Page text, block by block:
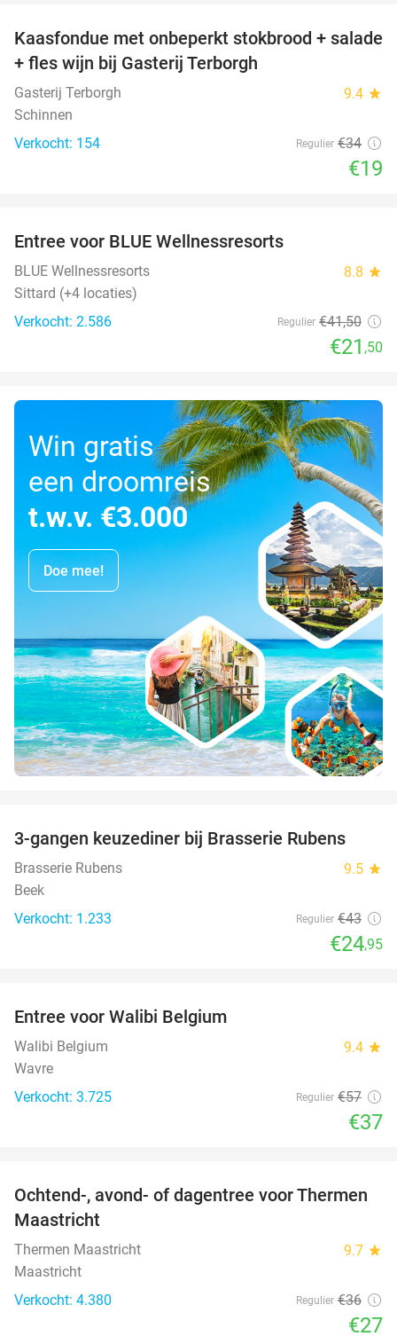
44%
Kaasfondue met onbeperkt stokbrood + salade
+ fles wijn bij Gasterij Terborgh
Gasterij Terborgh 9.4 star
Schinnen
Verkocht: 154
Regulier €34
€19
Entree voor BLUE Wellnessresorts
BLUE Wellnessresorts 8.8 star
Sittard (+4 locaties)
Verkocht: 2.586
Regulier €41,50
€21 ,50
Win gratis
een droomreis
t.w.v. €3.000
Doe mee!
42%
3-gangen keuzediner bij Brasserie Rubens
Brasserie Rubens 9.5 star
Beek
Verkocht: 1.233
Regulier €43
€24,95
Entree voor Walibi Belgium
Walibi Belgium 9.4 star
Wavre
Verkocht: 3.725
Regulier €57
€37
25%
Ochtend-, avond- of dagentree voor Thermen
Maastricht
Thermen Maastricht 9.7 star
Maastricht
Verkocht: 4.380
Regulier €36
€27